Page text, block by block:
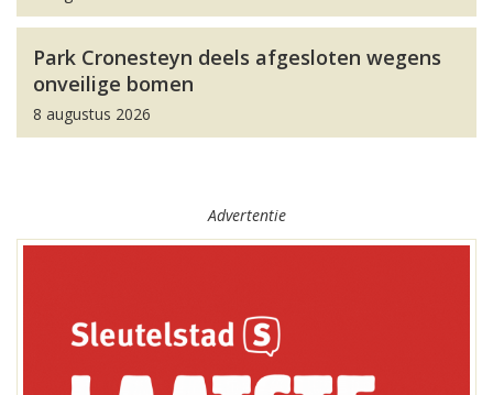
Park Cronesteyn deels afgesloten wegens
onveilige bomen
8 augustus 2026
Advertentie